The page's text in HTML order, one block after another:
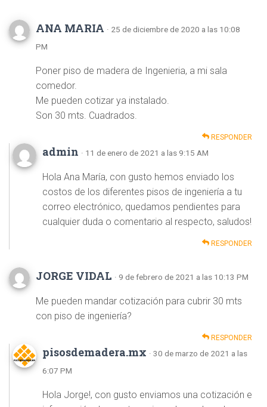
ANA MARIA · 25 de diciembre de 2020 a las 10:08
PM
Poner piso de madera de Ingenieria, a mi sala
comedor.
Me pueden cotizar ya instalado.
Son 30 mts. Cuadrados.
RESPONDER
admin · 11 de enero de 2021 a las 9:15 AM
Hola Ana María, con gusto hemos enviado los
costos de los diferentes pisos de ingeniería a tu
correo electrónico, quedamos pendientes para
cualquier duda o comentario al respecto, saludos!
RESPONDER
JORGE VIDAL · 9 de febrero de 2021 a las 10:13 PM
Me pueden mandar cotización para cubrir 30 mts
con piso de ingeniería?
RESPONDER
pisosdemadera.mx · 30 de marzo de 2021 a las
6:07 PM
Hola Jorge!, con gusto enviamos una cotización e